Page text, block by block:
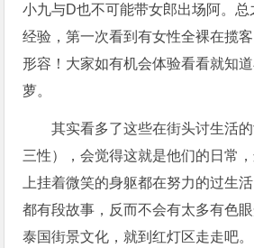
小九与D也不可能带女郎出场阿。
经验，第一次看到有女性全裸在揽
形容！大家如有机会体验看看就知
萝。
其实看多了这些在街头讨生活
三性），会觉得这就是他们的日常
上挂着微笑的身躯都在努力的过生
都有段故事，反而不会有太多有色
泰国街景文化，就到红灯区走走吧。